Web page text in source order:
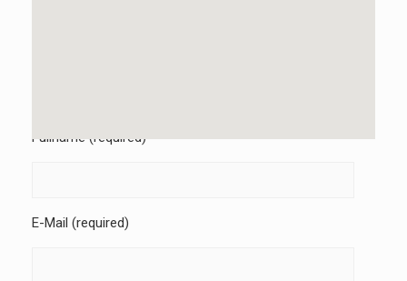
Fullname (required)
E-Mail (required)